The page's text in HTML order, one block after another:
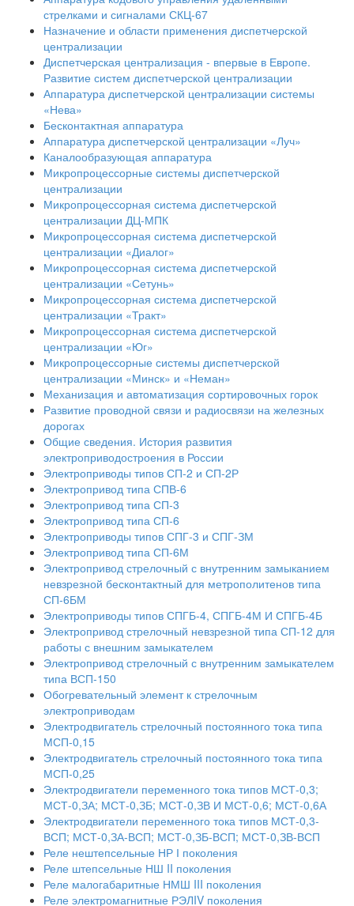
стрелками и сигналами СКЦ-67
Назначение и области применения диспетчерской
централизации
Диспетчерская централизация - впервые в Европе.
Развитие систем диспетчерской централизации
Аппаратура диспетчерской централизации системы
«Нева»
Бесконтактная аппаратура
Аппаратура диспетчерской централизации «Луч»
Каналообразующая аппаратура
Микропроцессорные системы диспетчерской
централизации
Микропроцессорная система диспетчерской
централизации ДЦ-МПК
Микропроцессорная система диспетчерской
централизации «Диалог»
Микропроцессорная система диспетчерской
централизации «Сетунь»
Микропроцессорная система диспетчерской
централизации «Тракт»
Микропроцессорная система диспетчерской
централизации «Юг»
Микропроцессорные системы диспетчерской
централизации «Минск» и «Неман»
Механизация и автоматизация сортировочных горок
Развитие проводной связи и радиосвязи на железных
дорогах
Общие сведения. История развития
электроприводостроения в России
Электроприводы типов СП-2 и СП-2Р
Электропривод типа СПВ-6
Электропривод типа СП-3
Электропривод типа СП-6
Электроприводы типов СПГ-3 и СПГ-ЗМ
Электропривод типа СП-6М
Электропривод стрелочный с внутренним замыканием
невзрезной бесконтактный для метрополитенов типа
СП-6БМ
Электроприводы типов СПГБ-4, СПГБ-4М И СПГБ-4Б
Электропривод стрелочный невзрезной типа СП-12 для
работы с внешним замыкателем
Электропривод стрелочный с внутренним замыкателем
типа ВСП-150
Обогревательный элемент к стрелочным
электроприводам
Электродвигатель стрелочный постоянного тока типа
МСП-0,15
Электродвигатель стрелочный постоянного тока типа
МСП-0,25
Электродвигатели переменного тока типов МСТ-0,3;
МСТ-0,ЗА; МСТ-0,ЗБ; МСТ-0,ЗВ И МСТ-0,6; МСТ-0,6А
Электродвигатели переменного тока типов МСТ-0,3-
ВСП; МСТ-0,ЗА-ВСП; МСТ-0,ЗБ-ВСП; МСТ-0,ЗВ-ВСП
Реле нештепсельные НР І поколения
Реле штепсельные НШ II поколения
Реле малогабаритные НМШ III поколения
Реле электромагнитные РЭЛIV поколения